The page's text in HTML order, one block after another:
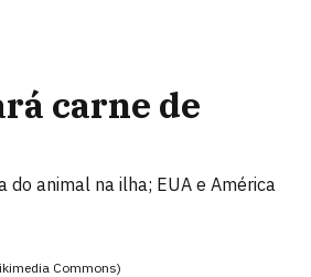
carne de
animal na ilha; EUA e América
Commons)